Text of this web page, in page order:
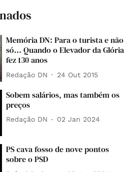
Memória DN: Para o turista e não
só... Quando o Elevador da Glória
fez 130 anos
Redação DN 24 Out 2015
Sobem salários, mas também os
preços
Redação DN 02 Jan 2024
PS cava fosso de nove pontos
sobre o PSD